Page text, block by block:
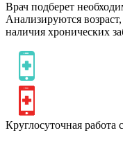
Врач подберет
Анализируются
наличия хронических
Круглосуточная работа